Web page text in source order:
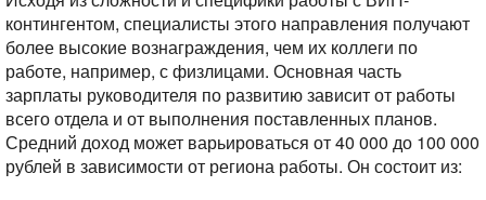
контингентом, специалисты этого направления получают
более высокие вознаграждения, чем их коллеги по
работе, например, с физлицами. Основная часть
зарплаты руководителя по развитию зависит от работы
всего отдела и от выполнения поставленных планов.
Средний доход может варьироваться от 40 000 до 100 000
рублей в зависимости от региона работы. Он состоит из: